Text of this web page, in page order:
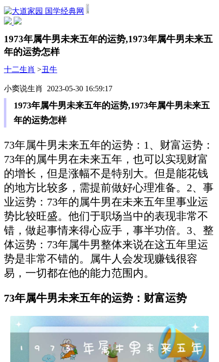
国学经典网
1973年属牛男未来五年的运势,1973年属牛男未来五
年的运势怎样
十二生肖 >丑牛
小窦说生肖 2023-05-30 16:59:17
1973年属牛男未来五年的运势,1973年属牛男未来五
年的运势怎样
73年属牛男未来五年的运势：1、财富运势：
73年的属牛男在未来五年，也可以实现财富
的增长，但是涨幅不是特别大。但是能花钱
的地方比较多，需提前做好心理准备。2、事
业运势：73年的属牛男在未来五年里事业运
势比较旺盛。他们于职场当中的表现非常不
错，做起事情来得心应手，事半功倍。3、整
体运势：73年属牛男整体来说在这五年里运
势是非常不错的。属牛人会发现赚钱很容
易，一切都在他的能力范围内。
73年属牛男未来五年的运势：财富运势